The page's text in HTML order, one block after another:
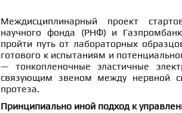
Междисциплинарный проект
научного фонда (РНФ) и
пройти путь от лабораторных
готового к испытаниям и
— тонкопленочные эластичные
связующим звеном между нервной
протеза.
Принципиально иной подход к